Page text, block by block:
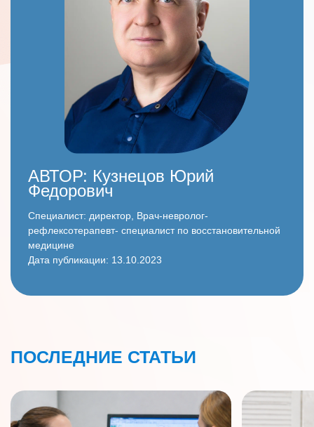
АВТОР: Кузнецов Юрий
Федорович
Специалист: директор, Врач-невролог-
рефлексотерапевт- специалист по восстановительной
медицине
Дата публикации: 13.10.2023
ПОСЛЕДНИЕ СТАТЬИ